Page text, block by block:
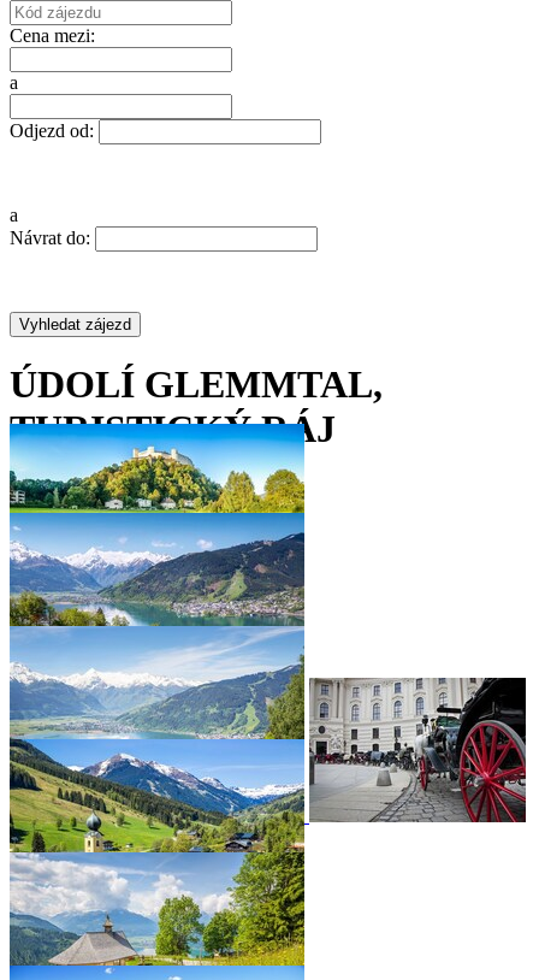
Cena mezi:
a
Odjezd od:
a
Návrat do:
ÚDOLÍ GLEMMTAL,
TURISTICKÝ RÁJ
•••••••••••